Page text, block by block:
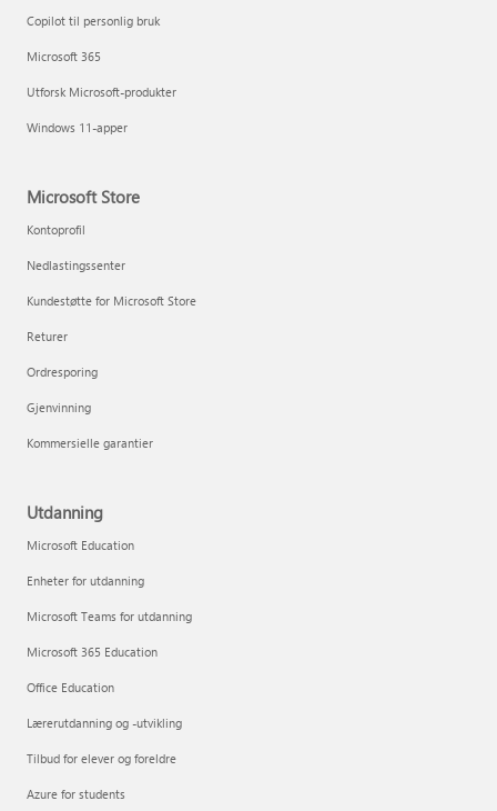
Copilot til personlig bruk
Microsoft 365
Utforsk Microsoft-produkter
Windows 11-apper
Microsoft Store
Kontoprofil
Nedlastingssenter
Kundestøtte for Microsoft Store
Returer
Ordresporing
Gjenvinning
Kommersielle garantier
Utdanning
Microsoft Education
Enheter for utdanning
Microsoft Teams for utdanning
Microsoft 365 Education
Office Education
Lærerutdanning og -utvikling
Tilbud for elever og foreldre
Azure for students